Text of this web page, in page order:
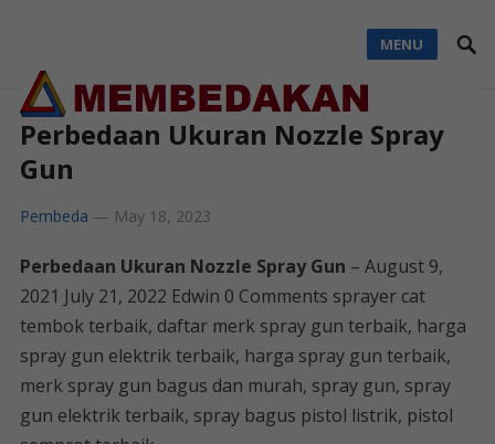
MENU
Perbedaan Ukuran Nozzle Spray
Gun
Pembeda — May 18, 2023
Perbedaan Ukuran Nozzle Spray Gun – August 9,
2021 July 21, 2022 Edwin 0 Comments sprayer cat
tembok terbaik, daftar merk spray gun terbaik, harga
spray gun elektrik terbaik, harga spray gun terbaik,
merk spray gun bagus dan murah, spray gun, spray
gun elektrik terbaik, spray bagus pistol listrik, pistol